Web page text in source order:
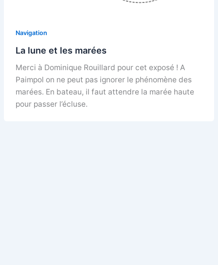
Navigation
La lune et les marées
Merci à Dominique Rouillard pour cet exposé ! A
Paimpol on ne peut pas ignorer le phénomène des
marées. En bateau, il faut attendre la marée haute
pour passer l’écluse.